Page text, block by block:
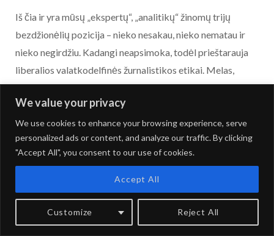
We value your privacy
We use cookies to enhance your browsing experience, serve
personalized ads or content, and analyze our traffic. By clicking
"Accept All", you consent to our use of cookies.
Customize Reject All
Accept All
Iš čia ir yra mūsų „ekspertų“, „analitikų“ žinomų trijų
bezdžionėlių pozicija – nieko nesakau, nieko nematau ir
nieko negirdžiu. Kadangi neapsimoka, todėl prieštarauja
liberalios valatkodelfinės žurnalistikos etikai. Melas,
klastotės, prasimanymai neprieštarauja, kadangi yra gerai
apmokami. Tiesa prieštarauja, nes nėra apmokama ir yra
idealistų, romantikų sritis.
Kiekviename kare daromi nusikaltimai. Karas yra
nusikaltimas, kadangi kare vykdomos visos įmanomos
smurto rūšys, teigia Niurnbergo tribunolas. Informacinis
karas kol kas nėra reglamentuotas tarptautinės teisės
normomis, tačiau II Pasaulinio karo nusikaltėliai,